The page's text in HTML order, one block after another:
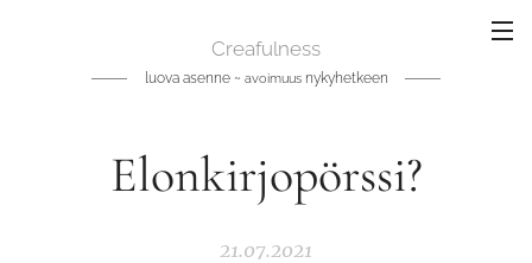
Creafulness
luova asenne ~ avoimuusnykyhetkeen
Elonkirjopörssi?
21.07.2021